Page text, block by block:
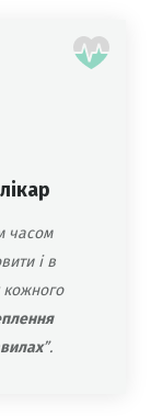
часом
і в
кожного
”.